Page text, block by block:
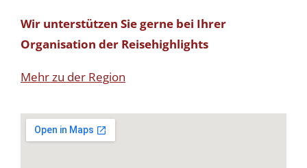
Wir unterstützen Sie gerne bei Ihrer
Organisation der Reisehighlights
Mehr zu der Region